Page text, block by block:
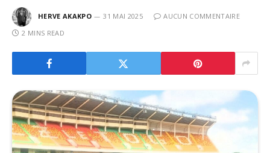
HERVE AKAKPO 31 MAI 2025
AUCUN COMMENTAIRE
2 MINS READ